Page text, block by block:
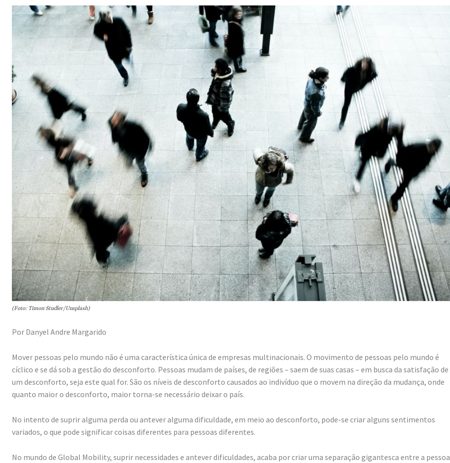
(Foto: Timon Studler/Unsplash)
Por Danyel Andre Margarido
Mover pessoas pelo mundo não é uma característica única de empresas multinacionais. O movimento de pessoas pelo mundo é
cíclico e se dá sob a gestão do desconforto. Pessoas mudam de países, de regiões – saem de suas casas – em busca da satisfação de
um desconforto, seja este qual for. São os níveis de desconforto causados ao indivíduo que o movem na direção da mudança, onde
quanto maior o desconforto, maior torna-se necessário deixar o país.
No intento de suprir alguma perda ou antever alguma dificuldade, em meio ao desconforto, pode-se criar alguns sentimentos
variados, o que pode significar coisas diferentes para pessoas diferentes.
No mundo de Global Mobility, suprir necessidades e antever dificuldades, acaba por criar uma separação gigantesca entre a pessoa